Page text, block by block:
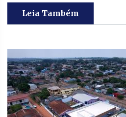
Leia Também